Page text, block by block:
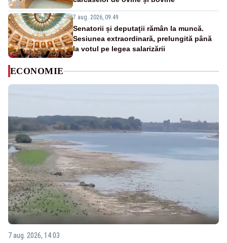
7 aug. 2026, 09:49
Senatorii și deputații rămân la muncă.
Sesiunea extraordinară, prelungită până
la votul pe legea salarizării
ECONOMIE
7 aug. 2026, 14:03